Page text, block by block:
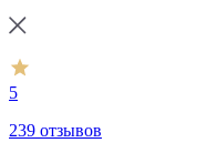
5
239 отзывов